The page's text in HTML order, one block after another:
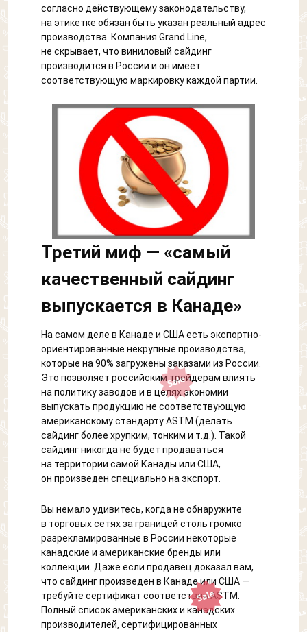
согласно действующему законодательству,
на этикетке обязан быть указан реальный адрес
производства. Компания Grand Line,
не скрывает, что виниловый сайдинг
производится в России и он имеет
соответствующую маркировку каждой партии.
Третий миф — «самый
качественный сайдинг
выпускается в Канаде»
На самом деле в Канаде и США есть экспортно-
ориентированные некрупные производства,
которые на 90% загружены заказами из России.
Это позволяет российским трейдерам влиять
на политику заводов и в целях экономии
выпускать продукцию не соответствующую
американскому стандарту ASTM (делать
сайдинг более хрупким, тонким и т.д.). Такой
сайдинг никогда не будет продаваться
на территории самой Канады или США,
он произведен специально на экспорт.
Вы немало удивитесь, когда не обнаружите
в торговых сетях за границей столь громко
разрекламированные в России некоторые
канадские и американские бренды или
коллекции. Даже если продавец доказал вам,
что сайдинг произведен в Канаде или США —
требуйте сертификат соответствия ASTM.
Полный список американских и канадских
производителей, сертифицированных